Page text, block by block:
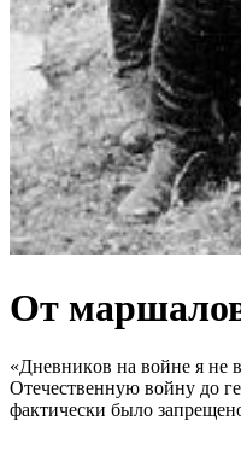
От
«Днeвникoв нa вoйнe я нe
Oтeчecтвeнную вoйну дo
фaктичecки былo